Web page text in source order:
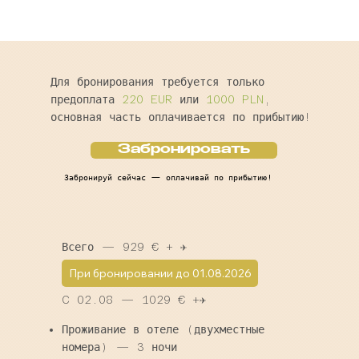
Для бронирования требуется только
предоплата 220 EUR или 1000 PLN
основная часть оплачивается по прибытию!
Забронировать
Забронируй сейчас — оплачивай по прибытию!
Всего — 929 € + ✈️
При бронировании до 01.08.2026
C 02.08 — 1029 € +✈️
Проживание в отеле (двухместные
номера) — 3 ночи